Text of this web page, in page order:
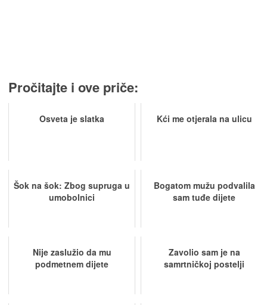
Pročitajte i ove priče:
Osveta je slatka Kći me otjerala na ulicu
Šok na šok: Zbog supruga u
umobolnici
Bogatom mužu podvalila
sam tuđe dijete
Nije zaslužio da mu
podmetnem dijete
Zavolio sam je na
samrtničkoj postelji